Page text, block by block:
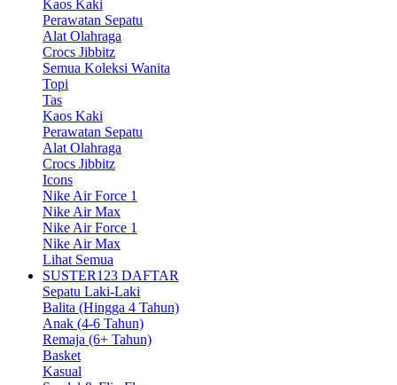
Kaos Kaki
Perawatan Sepatu
Alat Olahraga
Crocs Jibbitz
Semua Koleksi Wanita
Topi
Tas
Kaos Kaki
Perawatan Sepatu
Alat Olahraga
Crocs Jibbitz
Icons
Nike Air Force 1
Nike Air Max
Nike Air Force 1
Nike Air Max
Lihat Semua
SUSTER123 DAFTAR
Sepatu Laki-Laki
Balita (Hingga 4 Tahun)
Anak (4-6 Tahun)
Remaja (6+ Tahun)
Basket
Kasual